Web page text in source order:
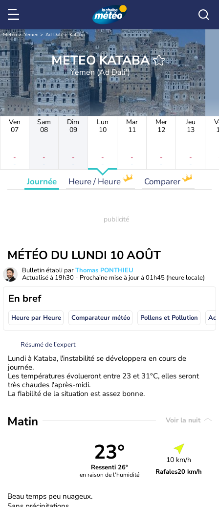
Météo Yemen Ad Dali' Kataba
METEO KATABA
Yemen (Ad Dali')
Ven
07
-
-
Sam
08
-
-
Dim
09
-
-
Lun
10
-
-
Mar
11
-
-
Mer
12
-
-
Jeu
13
-
-
Journée Heure / Heure Comparer
MÉTÉO DU LUNDI 10 AOÛT
Bulletin établi parThomas PONTHIEU
Actualisé à 19h30 - Prochaine mise à jour à 01h45 (heure locale)
En bref
Heure par Heure Comparateur météo Pollens et Pollution
Résumé de l’expert
Lundi à Kataba, l'instabilité se développera en cours de
journée.
Les températures évolueront entre 23 et 31°C, elles seront
très chaudes l'après-midi.
La fiabilité de la situation est assez bonne.
Matin Voir la nuit
23°
Ressenti 26°
en raison de l'humidité
10 km/h
Rafales20 km/h
Beau temps peu nuageux.